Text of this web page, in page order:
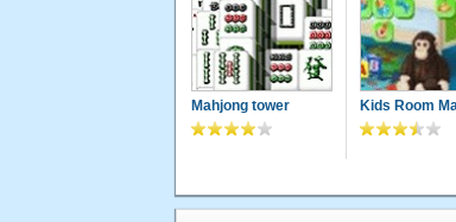
Muffeli
Ein schöner zeit vertreiber
Mahjong tower Kids Room